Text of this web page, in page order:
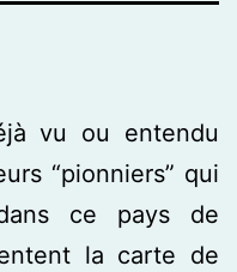
vu ou entendu
“pionniers” qui
ce pays de
la carte de